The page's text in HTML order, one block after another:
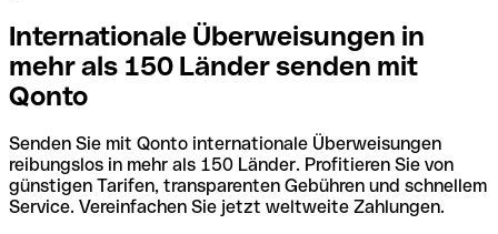
Internationale Überweisungen in
mehr als 150 Länder senden mit
Qonto
Senden Sie mit Qonto internationale Überweisungen
reibungslos in mehr als 150 Länder. Profitieren Sie von
günstigen Tarifen, transparenten Gebühren und schnellem
Service. Vereinfachen Sie jetzt weltweite Zahlungen.